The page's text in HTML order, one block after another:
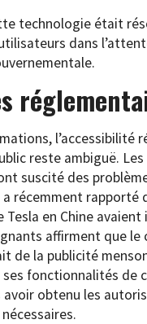
technologie était
dans
l’accessibilité
reste ambiguë.
suscité des
récemment rapporté
Tesla en Chine
affirment que
de la publicité
fonctionnalités de
avoir obtenu les